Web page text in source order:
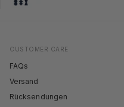
CUSTOMER CARE
FAQs
Versand
Rücksendungen